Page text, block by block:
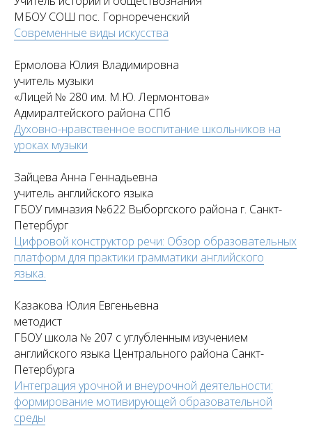
МБОУ СОШ пос. Горнореченский
Современные виды искусства
Ермолова Юлия Владимировна
учитель музыки
«Лицей № 280 им. М.Ю. Лермонтова»
Адмиралтейского района СПб
Духовно-нравственное воспитание школьников на
уроках музыки
Зайцева Анна Геннадьевна
учитель английского языка
ГБОУ гимназия №622 Выборгского района г. Санкт-
Петербург
Цифровой конструктор речи: Обзор образовательных
платформ для практики грамматики английского
языка.
Казакова Юлия Евгеньевна
методист
ГБОУ школа № 207 с углубленным изучением
английского языка Центрального района Санкт-
Петербурга
Интеграция урочной и внеурочной деятельности:
формирование мотивирующей образовательной
среды